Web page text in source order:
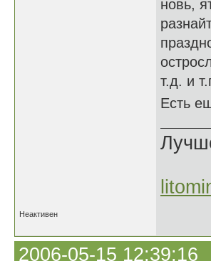
новь,
т.д. и
Есть
Неактивен
2006-05-15 12:39:16